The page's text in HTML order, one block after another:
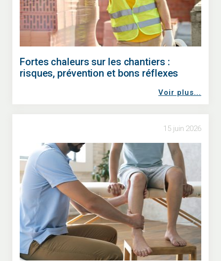
Fortes chaleurs sur les chantiers :
risques, prévention et bons réflexes
Voir plus...
15 juin 2026